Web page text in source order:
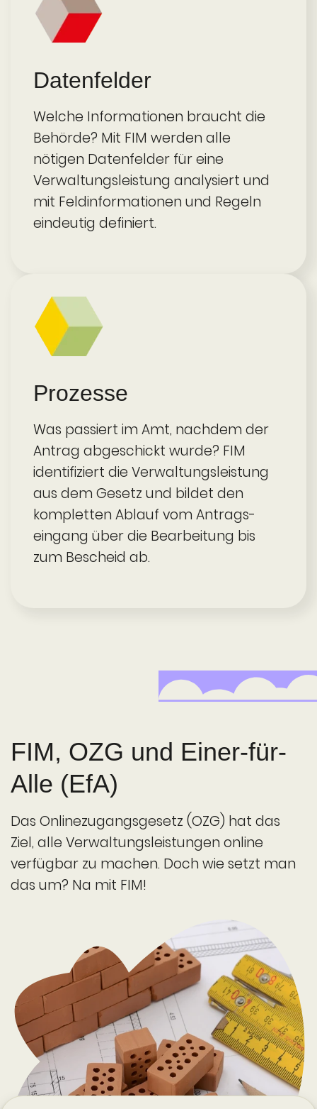
Daten­felder
Welche Informationen braucht die
Behörde? Mit FIM werden alle
nötigen Datenfelder für eine
Verwaltungs­leistung analysiert und
mit Feldinfor­mationen und Regeln
eindeutig definiert.
Prozesse
Was passiert im Amt, nachdem der
Antrag abgeschickt wurde? FIM
identifiziert die Verwaltungs­­leistung
aus dem Gesetz und bildet den
kompletten Ablauf vom Antrags­
eingang über die Bearbeitung bis
zum Bescheid ab.
FIM, OZG und Einer-für-
Alle (EfA)
Das Online­zugangs­gesetz (OZG) hat das
Ziel, alle Verwaltungs­leistungen online
verfügbar zu machen. Doch wie setzt man
das um? Na mit FIM!